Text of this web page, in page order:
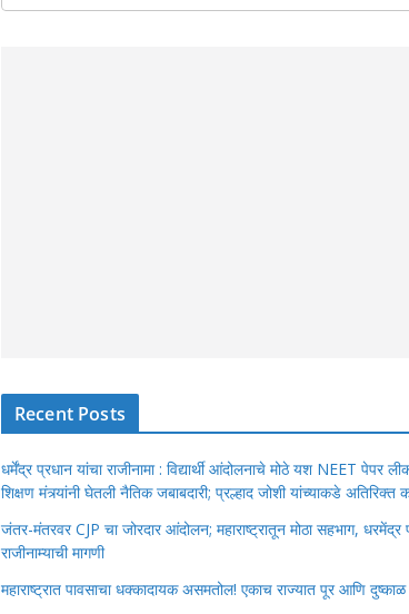
Recent Posts
धर्मेंद्र प्रधान यांचा राजीनामा : विद्यार्थी आंदोलनाचे मोठे यश NEET पेपर
शिक्षण मंत्र्यांनी घेतली नैतिक जबाबदारी; प्रल्हाद जोशी यांच्याकडे अतिरिक्त
जंतर-मंतरवर CJP चा जोरदार आंदोलन; महाराष्ट्रातून मोठा सहभाग, धरमेंद्र
राजीनाम्याची मागणी
महाराष्ट्रात पावसाचा धक्कादायक असमतोल! एकाच राज्यात पूर आणि